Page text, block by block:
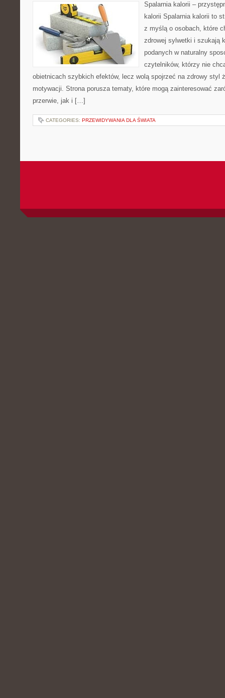
Spalarnia kalorii –
kalorii Spalarnia kalorii to
z myślą o osobach, które
zdrowej sylwetki i szukają
podanych w naturalny
czytelników, którzy nie
obietnicach szybkich efektów, lecz wolą spojrzeć na zdrowy styl
motywacji. Strona porusza tematy, które mogą zainteresować
przerwie, jak i […]
CATEGORIES: PRZEWIDYWANIA DLA ŚWIATA